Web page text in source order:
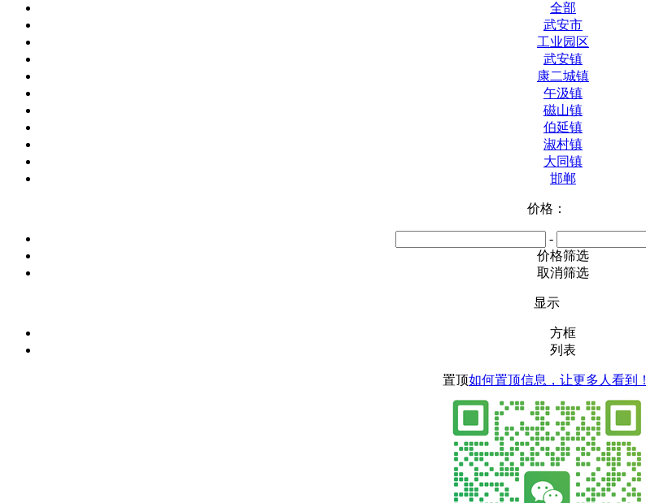
全部
武安市
工业园区
武安镇
康二城镇
午汲镇
磁山镇
伯延镇
淑村镇
大同镇
邯郸
价格：
-
价格筛选
取消筛选
显示
方框
列表
置顶如何置顶信息，让更多人看到！